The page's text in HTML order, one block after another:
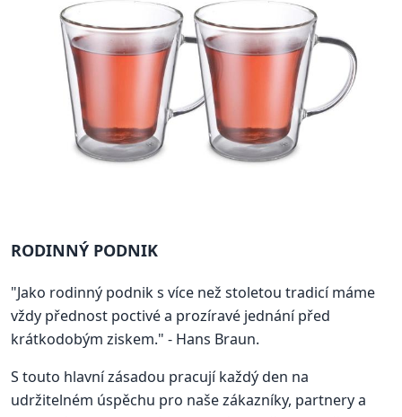
RODINNÝ PODNIK
"Jako rodinný podnik s více než stoletou tradicí máme
vždy přednost poctivé a prozíravé jednání před
krátkodobým ziskem." - Hans Braun.
S touto hlavní zásadou pracují každý den na
udržitelném úspěchu pro naše zákazníky, partnery a